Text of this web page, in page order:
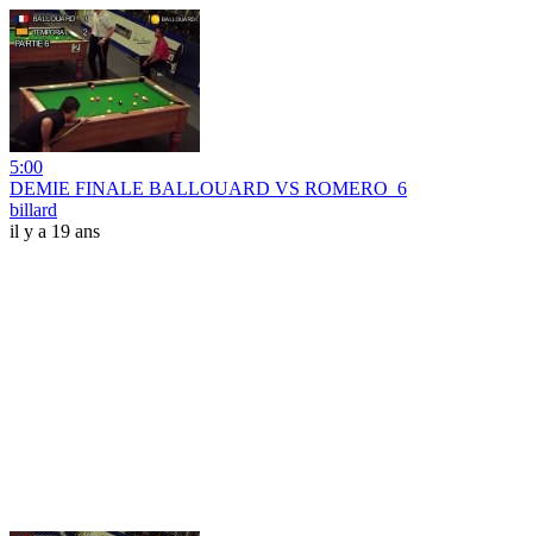
5:00
DEMIE FINALE BALLOUARD VS ROMERO_6
billard
il y a 19 ans